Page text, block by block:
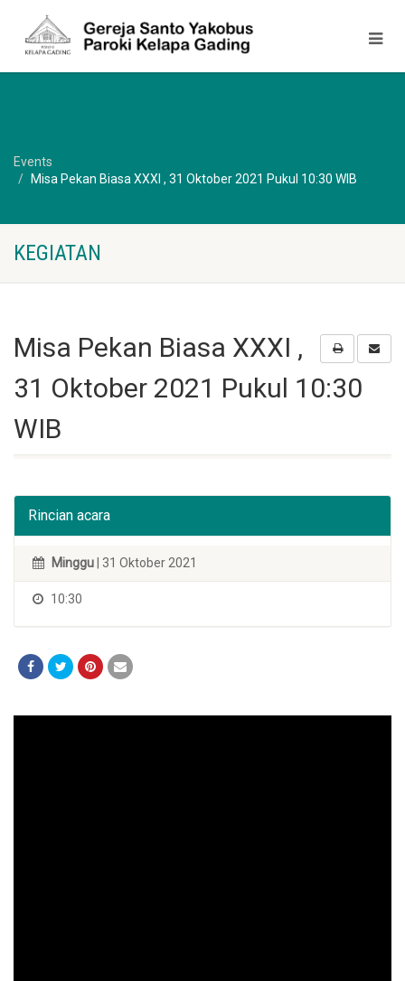
Events
Misa Pekan Biasa XXXI , 31 Oktober 2021 Pukul 10:30 WIB
KEGIATAN
Misa Pekan Biasa XXXI ,
31 Oktober 2021 Pukul 10:30
WIB
Rincian acara
Minggu | 31 Oktober 2021
10:30